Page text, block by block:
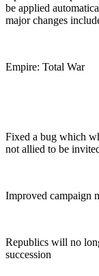
be applied
major changes
Empire: Total War
Fixed a bug which
not allied to be
Improved campaign
Republics will no
succession